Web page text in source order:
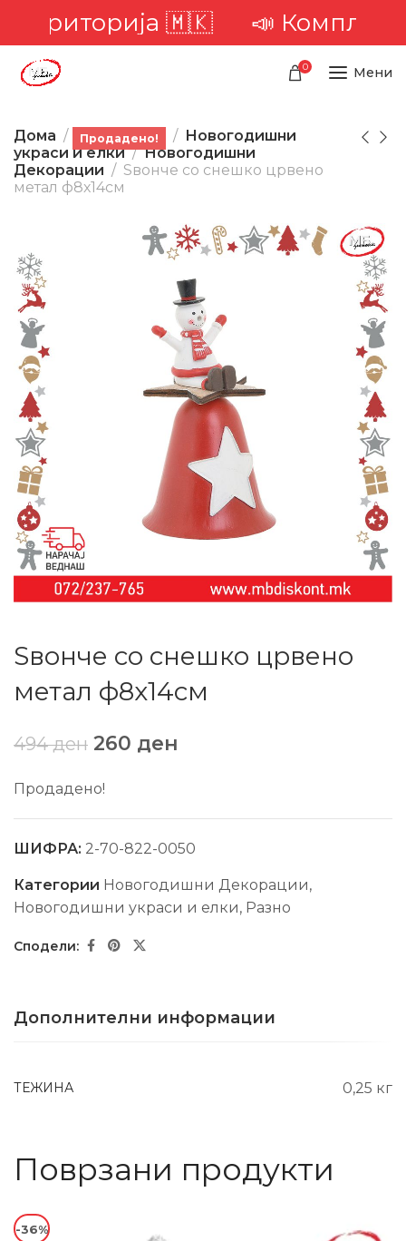
територија 🇲🇰 📣
0 Мени
Дома Производи
Новогодишни
украси и елки
Новогодишни
Декорации
Ѕвонче со снешко црвено
метал ф8х14см
Продадено!
Ѕвонче со снешко црвено
метал ф8х14см
494ден 260 ден
Продадено!
ШИФРА: 2-70-822-0050
Категории Новогодишни Декорации,
Новогодишни украси и елки, Разно
Дополнителни информации
ТЕЖИНА 0,25 кг
Поврзани продукти
-36%